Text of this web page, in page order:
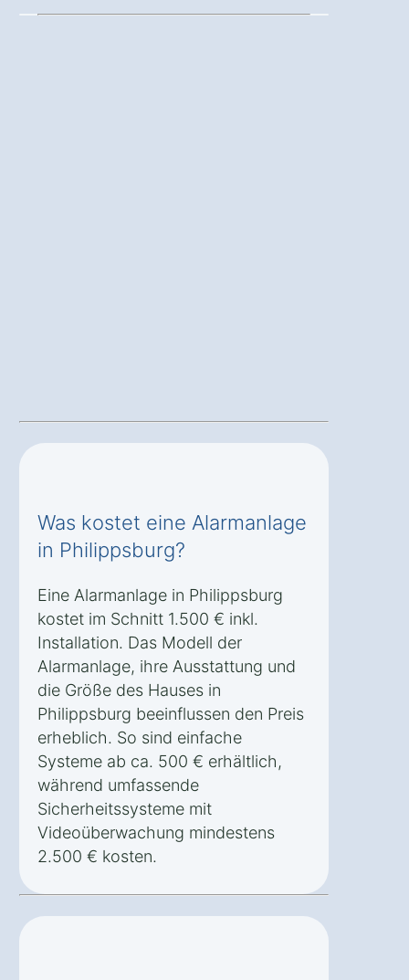
Was kostet eine Alarmanlage
in Philippsburg?
Eine Alarmanlage in Philippsburg
kostet im Schnitt 1.500 € inkl.
Installation. Das Modell der
Alarmanlage, ihre Ausstattung und
die Größe des Hauses in
Philippsburg beeinflussen den Preis
erheblich. So sind einfache
Systeme ab ca. 500 € erhältlich,
während umfassende
Sicherheitssysteme mit
Videoüberwachung mindestens
2.500 € kosten.